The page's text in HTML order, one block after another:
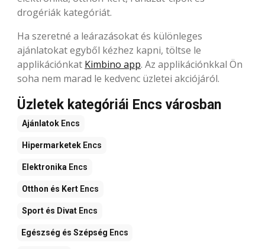
drogériák kategóriát.
Ha szeretné a leárazásokat és különleges
ajánlatokat egyből kézhez kapni, töltse le
applikációnkat Kimbino app. Az applikációnkkal Ön
soha nem marad le kedvenc üzletei akciójáról.
Üzletek kategóriái Encs városban
Ajánlatok Encs
Hipermarketek Encs
Elektronika Encs
Otthon és Kert Encs
Sport és Divat Encs
Egészség és Szépség Encs